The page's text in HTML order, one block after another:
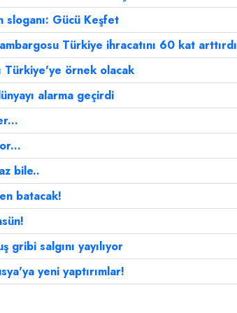
sloganı: Gücü Keşfet
ambargosu Türkiye ihracatını 60 kat arttırdı
Türkiye'ye örnek olacak
alarma geçirdi
bile..
batacak!
gribi salgını yayılıyor
yeni yaptırımlar!